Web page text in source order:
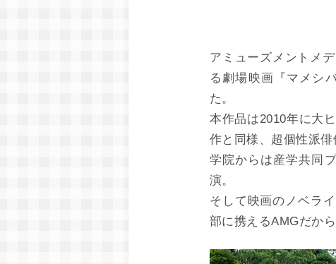
アミューズメントメ
る劇場映画『マメシ
た。
本作品は2010年に大
作と同様、超個性派俳
学院からは産学共同
演。
そして映画のノベラ
部に携えるAMGだか